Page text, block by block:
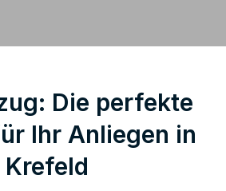
Die perfekte
Ihr Anliegen in
Krefeld